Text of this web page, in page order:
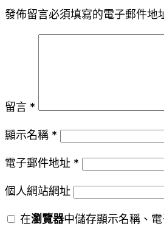
發佈留言必須填寫的電子郵件地
留言 *
顯示名稱 *
電子郵件地址 *
個人網站網址
在瀏覽器中儲存顯示名稱、